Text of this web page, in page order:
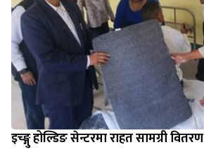
इच्ङ्गु होल्डिङ सेन्टरमा राहत सामग्री वितरण